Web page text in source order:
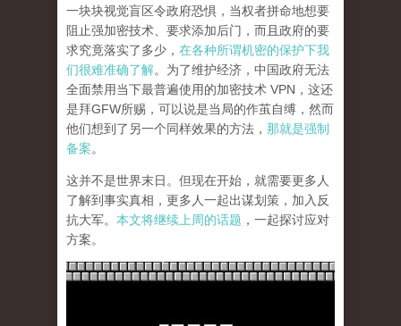
一块块视觉盲区令政府恐惧，当权者拼命地想要
阻止强加密技术、要求添加后门，而且政府的要
求究竟落实了多少， 在各种所谓机密的保护下我
们很难准确了解。为了维护经济，中国政府无法
全面禁用当下最普遍使用的加密技术 VPN，这还
是拜GFW所赐，可以说是当局的作茧自缚，然而
他们想到了另一个同样效果的方法， 那就是强制
备案。
这并不是世界末日。但现在开始，就需要更多人
了解到事实真相，更多人一起出谋划策，加入反
抗大军。 本文将继续上周的话题 ，一起探讨应对
方案。